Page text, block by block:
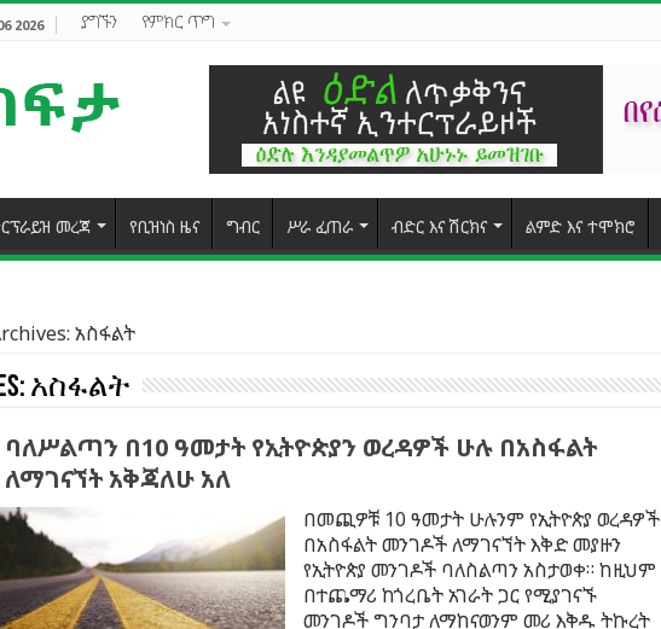
2026 ያግኙን የምክር ጥግ
መረጃ የቢዝነስ ዜና ግብር ሥራ ፈጠራ ብድር እና ሽርክና ልምድ እና ተሞክሮ
አስፋልት
አስፋልት
በ10 ዓመታት የኢትዮጵያን ወረዳዎች ሁሉ በአስፋልት
አቅጃለሁ አለ
በመጪዎቹ 10 ዓመታት ሁሉንም የኢትዮጵያ ወረዳዎች
በአስፋልት መንገዶች ለማገናኘት እቅድ መያዙን
የኢትዮጵያ መንገዶች ባለስልጣን አስታወቀ። ከዚህም
በተጨማሪ ከጎረቤት አገራት ጋር የሚያገናኙ
መንገዶች ግንባታ ለማከናወንም መሪ እቅዱ ትኩረት